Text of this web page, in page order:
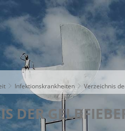
AKTUELLES
Infektionskrankheiten Verzeichnis
DER